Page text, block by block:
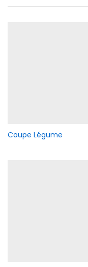
Coupe Légume